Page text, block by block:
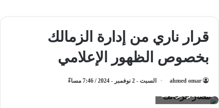
قرار ناري من إدارة الزمالك
بخصوص الظهور الإعلامي
ahmed omar السبت - 2 نوفمبر - 2024 / 7:46 مساءً
شعار الزمالك